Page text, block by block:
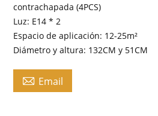
contrachapada (4PCS)
Luz: E14 * 2
Espacio de aplicación: 12-25m²
Diámetro y altura: 132CM y 51CM
 Email